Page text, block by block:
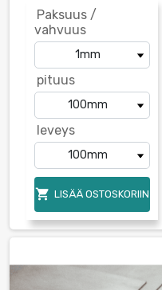
Paksuus /
vahvuus
pituus
leveys
 LISÄÄ OSTOSKORIIN